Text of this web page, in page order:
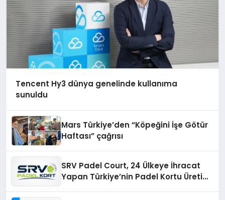
Tencent Hy3 dünya genelinde kullanıma
sunuldu
Mars Türkiye’den “Köpeğini İşe Götür
Haftası” çağrısı
SRV Padel Court, 24 Ülkeye İhracat
Yapan Türkiye’nin Padel Kortu Üretim